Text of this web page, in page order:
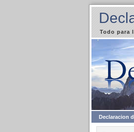
Todo para
Declaracion